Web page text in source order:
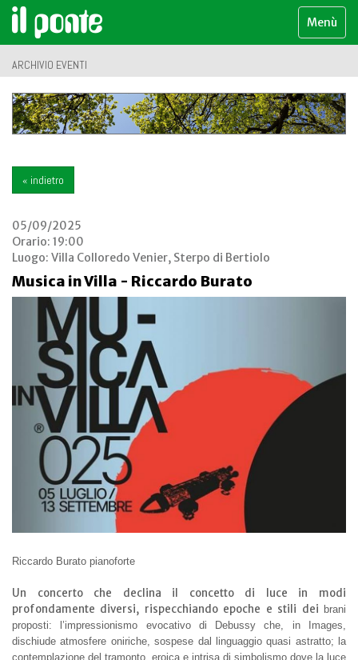
Menù
ARCHIVIO EVENTI
« indietro
05/09/2025
Orario: 19:00
Luogo: Villa Colloredo Venier, Sterpo di Bertiolo
Musica in Villa - Riccardo Burato
Riccardo Burato pianoforte
Un concerto che declina il concetto di luce in modi
profondamente diversi, rispecchiando epoche e stili dei brani
proposti: l’impressionismo evocativo di Debussy che, in Images,
dischiude atmosfere oniriche, sospese dal linguaggio quasi astratto; la
contemplazione del tramonto, eroica e intrisa di simbolismo dove la luce